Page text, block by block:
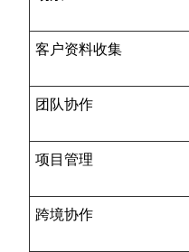
客户资料收集
团队协作
项目管理
跨境协作